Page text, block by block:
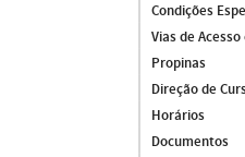
Condições
Vias de
Propinas
Direção de
Horários
Documentos